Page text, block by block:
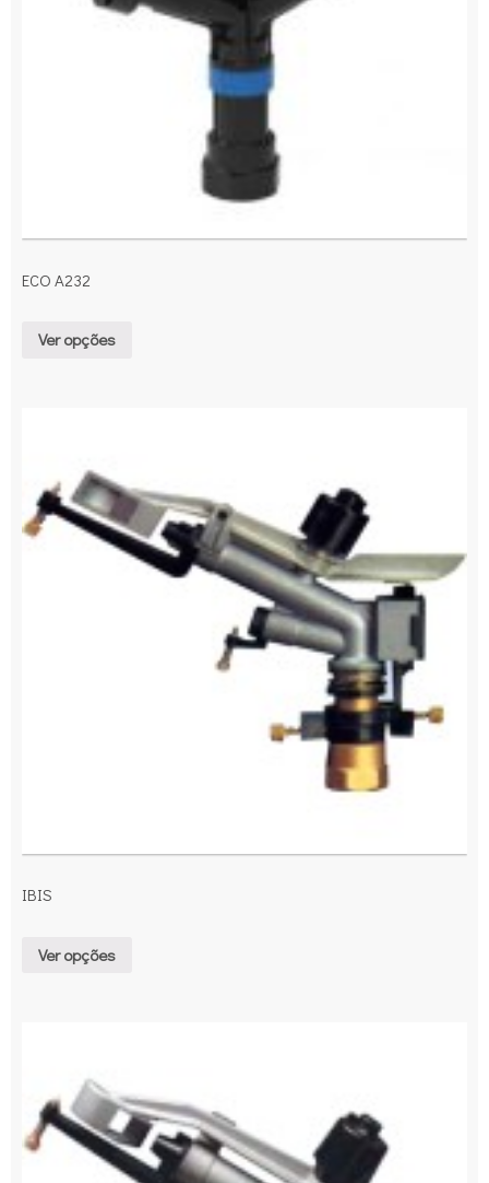
ECO A232
Ver opções
IBIS
Ver opções